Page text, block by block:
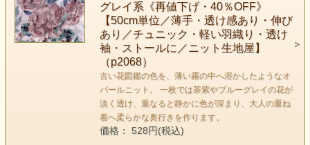
グレイ系《再値下げ・40％OFF》
【50cm単位／薄手・透け感あり・伸び
あり／チュニック・軽い羽織り・透け
袖・ストールに／ニット生地屋】
（p2068）
古い花図鑑の色を、薄い霧の中へ溶かしたようなオ
パールニット。 一枚では茶紫やブルーグレイの花が
淡く透け、重なると静かに色が深まり、大人の重ね
着へ柔らかな奥行きを作ります。
価格： 528円(税込)